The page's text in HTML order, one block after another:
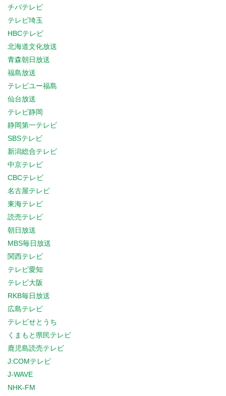
チバテレビ
テレビ埼玉
HBCテレビ
北海道文化放送
青森朝日放送
福島放送
テレビユー福島
仙台放送
テレビ静岡
静岡第一テレビ
SBSテレビ
新潟総合テレビ
中京テレビ
CBCテレビ
名古屋テレビ
東海テレビ
読売テレビ
朝日放送
MBS毎日放送
関西テレビ
テレビ愛知
テレビ大阪
RKB毎日放送
広島テレビ
テレビせとうち
くまもと県民テレビ
鹿児島読売テレビ
J:COMテレビ
J-WAVE
NHK-FM